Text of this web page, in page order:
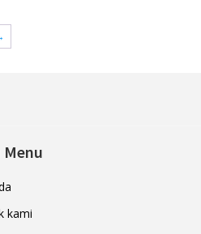
Menu
kami